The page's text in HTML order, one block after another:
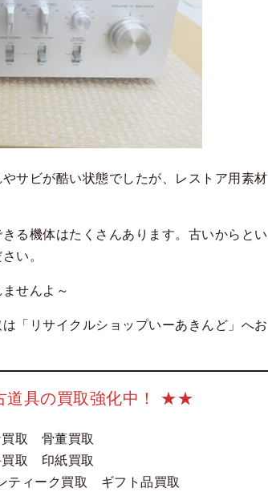
サビが酷い状態でしたが、レストア用素材
る機体はたくさんあります。古いからとい
い。
せんよ～
「リサイクルショップいーあきんど」へお
具の買取強化中！ ★★
買取 骨董買取
取 印紙買取
ィーク買取 ギフト品買取